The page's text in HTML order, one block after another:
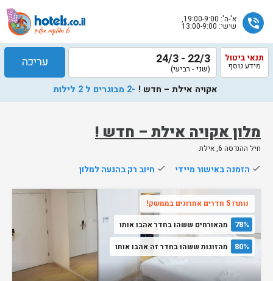
phone_in_talk א'-ה': 19:00-9:00,
שישי: 13:00-9:00
מלון אקויה אילת – חדש !
חיל ההנדסה 6, אילת
תנאי ביטול
מידע נוסף 22/3 - 24/3
(שני - רביעי) עריכה
אקויה אילת – חדש ! -2 מבוגרים ל 2 לילות
done הזמנה באישור מיידי done חיוב רק בהגעה למלון
78% מהאורחים ששהו בחדר אהבו אותו
80% מהזוגות ששהו בחדר זה אהבו אותו
נותרו 5 חדרים אחרונים בממשק!
שלח
הוטלס
יחזור
בשעות
הפעילות